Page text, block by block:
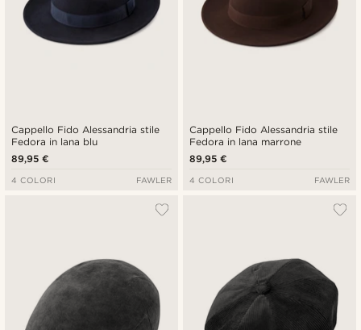
Cappello Fido Alessandria stile
Fedora in lana blu
89,95 €
4 COLORI FAWLER
Cappello Fido Alessandria stile
Fedora in lana marrone
89,95 €
4 COLORI FAWLER